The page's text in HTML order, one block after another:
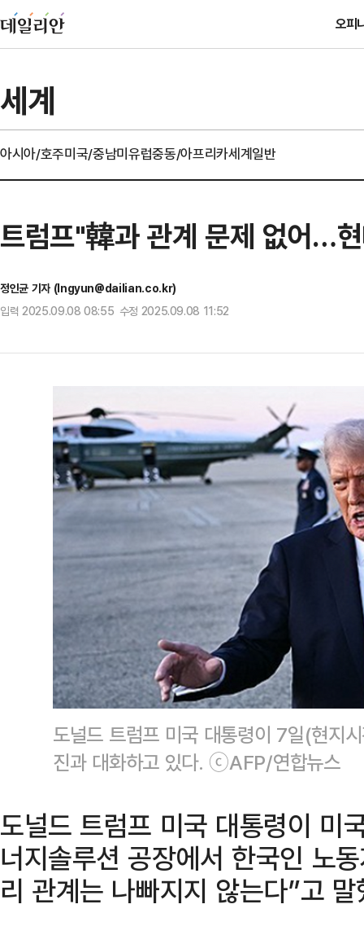
오피
세계
아시아/호주미국/중남미유럽중동/아프리카세계일반
트럼프"韓과 관계 문제 없어…
정인균 기자 (Ingyun@dailian.co.kr)
입력 2025.09.08 08:55 수정 2025.09.08 11:52
도널드 트럼프 미국 대통령이 7일(현지
진과 대화하고 있다. ⓒAFP/연합뉴스
도널드 트럼프 미국 대통령이 미
너지솔루션 공장에서 한국인 노
리 관계는 나빠지지 않는다”고